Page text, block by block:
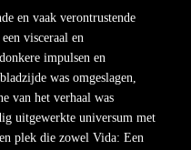
en vaak verontrustende
visceraal en
impulsen en
was omgeslagen,
van het verhaal was
uitgewerkte universum met
plek die zowel Vida: Een